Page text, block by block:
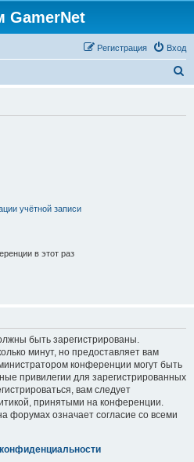
GamerNet
Вход
Регистрация
учётной записи
в этот раз
быть зарегистрированы.
минут, но предоставляет вам
конференции могут быть
привилегии для зарегистрированных
вам следует
принятыми на конференции.
форумах означает согласие со всеми